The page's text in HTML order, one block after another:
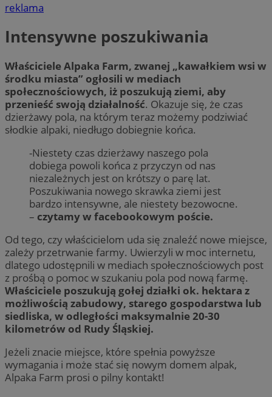
reklama
Intensywne poszukiwania
Właściciele Alpaka Farm, zwanej „kawałkiem wsi w
środku miasta” ogłosili w mediach
społecznościowych, iż poszukują ziemi, aby
przenieść swoją działalność. Okazuje się, że czas
dzierżawy pola, na którym teraz możemy podziwiać
słodkie alpaki, niedługo dobiegnie końca.
-Niestety czas dzierżawy naszego pola
dobiega powoli końca z przyczyn od nas
niezależnych jest on krótszy o parę lat.
Poszukiwania nowego skrawka ziemi jest
bardzo intensywne, ale niestety bezowocne.
– czytamy w facebookowym poście.
Od tego, czy właścicielom uda się znaleźć nowe miejsce,
zależy przetrwanie farmy. Uwierzyli w moc internetu,
dlatego udostępnili w mediach społecznościowych post
z prośbą o pomoc w szukaniu pola pod nową farmę.
Właściciele poszukują gołej działki ok. hektara z
możliwością zabudowy, starego gospodarstwa lub
siedliska, w odległości maksymalnie 20-30
kilometrów od Rudy Śląskiej.
Jeżeli znacie miejsce, które spełnia powyższe
wymagania i może stać się nowym domem alpak,
Alpaka Farm prosi o pilny kontakt!